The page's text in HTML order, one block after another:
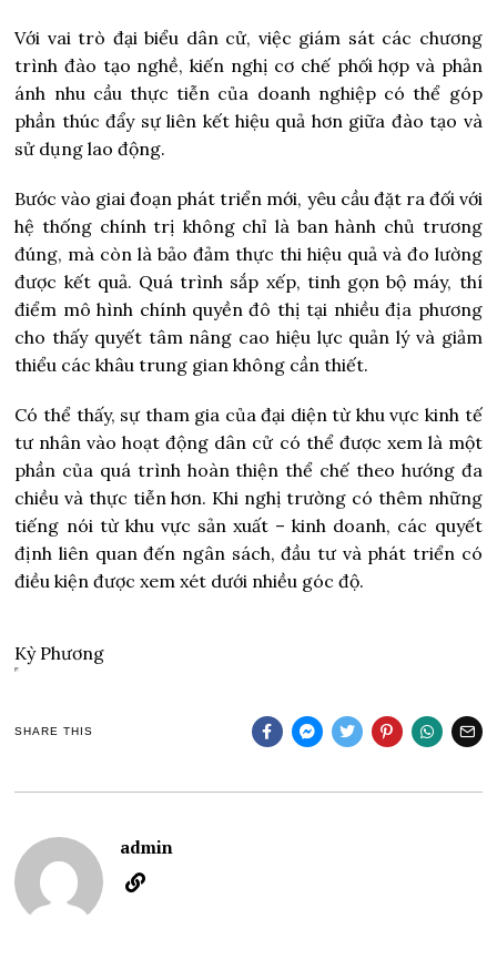
Với vai trò đại biểu dân cử, việc giám sát các chương
trình đào tạo nghề, kiến nghị cơ chế phối hợp và phản
ánh nhu cầu thực tiễn của doanh nghiệp có thể góp
phần thúc đẩy sự liên kết hiệu quả hơn giữa đào tạo và
sử dụng lao động.
Bước vào giai đoạn phát triển mới, yêu cầu đặt ra đối với
hệ thống chính trị không chỉ là ban hành chủ trương
đúng, mà còn là bảo đảm thực thi hiệu quả và đo lường
được kết quả. Quá trình sắp xếp, tinh gọn bộ máy, thí
điểm mô hình chính quyền đô thị tại nhiều địa phương
cho thấy quyết tâm nâng cao hiệu lực quản lý và giảm
thiểu các khâu trung gian không cần thiết.
Có thể thấy, sự tham gia của đại diện từ khu vực kinh tế
tư nhân vào hoạt động dân cử có thể được xem là một
phần của quá trình hoàn thiện thể chế theo hướng đa
chiều và thực tiễn hơn. Khi nghị trường có thêm những
tiếng nói từ khu vực sản xuất – kinh doanh, các quyết
định liên quan đến ngân sách, đầu tư và phát triển có
điều kiện được xem xét dưới nhiều góc độ.
Kỳ Phương
SHARE THIS
admin